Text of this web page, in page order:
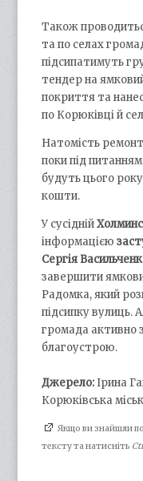
Також
та по селах
підсипатимуть
тендер на
покриття та
по Корюківці й
Натомість ремонт
поки під
будуть цього
кошти.
У сусідній
інформацією
Сергія
завершити
Радомка, який
підсипку вулиць.
громада активно
благоустрою.
Джерело:Ірина
Корюківська
Якщо ви знайшли
тексту та натисніть